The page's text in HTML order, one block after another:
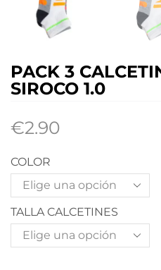
PACK 3
SIROCO 1.0
€2.90
COLOR
TALLA CALCETINES